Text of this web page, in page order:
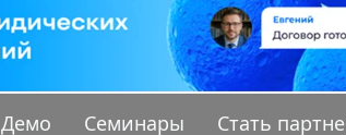
Демо Семинары Стать